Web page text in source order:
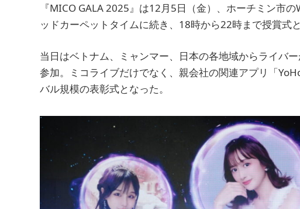
『MICO GALA 2025』は12月5日（金）、ホーチミン市
ッドカーペットタイムに続き、18時から22時まで授賞式
当日はベトナム、ミャンマー、日本の各地域からライバ
参加。ミコライブだけでなく、親会社の関連アプリ「
バル規模の表彰式となった。